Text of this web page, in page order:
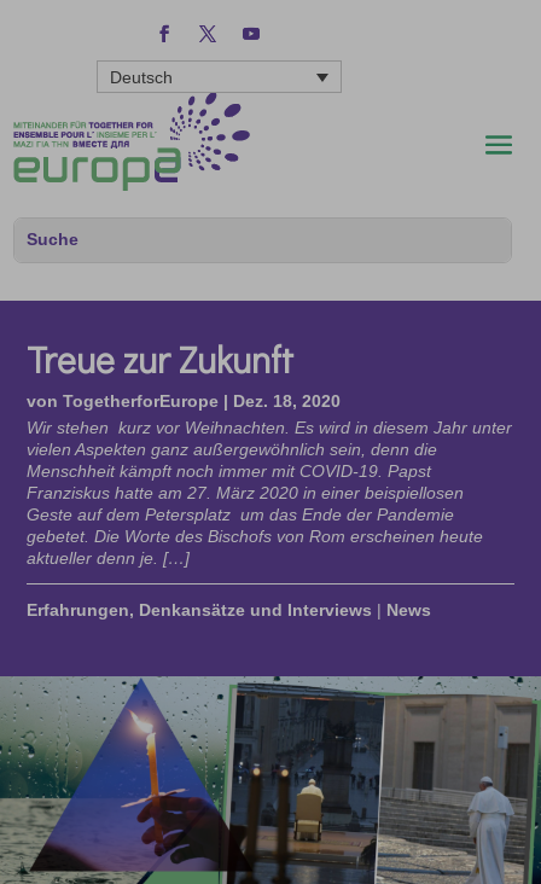
Deutsch
Treue zur Zukunft
vonTogetherforEurope | Dez. 18, 2020
Wir stehen kurz vor Weihnachten. Es wird in diesem Jahr unter
vielen Aspekten ganz außergewöhnlich sein, denn die
Menschheit kämpft noch immer mit COVID-19. Papst
Franziskus hatte am 27. März 2020 in einer beispiellosen
Geste auf dem Petersplatz um das Ende der Pandemie
gebetet. Die Worte des Bischofs von Rom erscheinen heute
aktueller denn je. […]
Erfahrungen, Denkansätze und Interviews | News